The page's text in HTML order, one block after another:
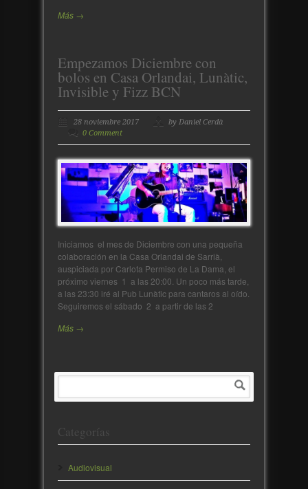
Más →
Empezamos Diciembre con
bolos en Casa Orlandai, Lunàtic,
Invisible y Fizz BCN
28 noviembre 2017
by Daniel Cerdà
0 Comment
Iniciamos el mes de Diciembre con una pequeña
colaboración en la Casa Orlandai de Sarrià,
auspiciada por Carlota Permiso de La Dama, el
próximo viernes 1 a las 20:00. Un poco más tarde,
a las 23:30 iré al Pub Lunàtic para cantaros al oído.
Seguiremos el sábado 2 a partir de las 2
Más →
Categorías
Audiovisual